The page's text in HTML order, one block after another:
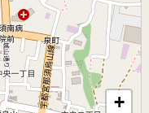
+